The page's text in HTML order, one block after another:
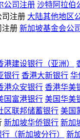
公司注册 沙特阿拉伯
司注册 大陆其他地区
注册 新加坡基金会公
港建设银行（亚洲）
银行 香港大新银行 华
港众安银行 香港华美
国富港银行 美国华美
区联邦储蓄银行 美国
新加坡华侨银行 新加
（新加坡分行）
新